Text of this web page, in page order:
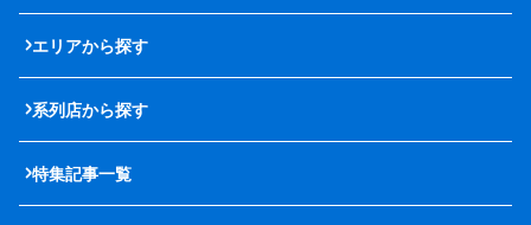
エリアから探す
系列店から探す
特集記事一覧